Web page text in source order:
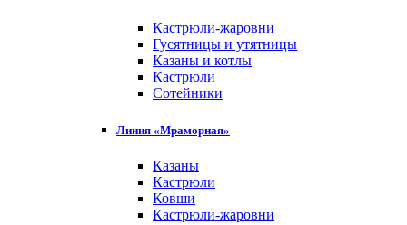
Кастрюли-жаровни
Гусятницы и утятницы
Казаны и котлы
Кастрюли
Сотейники
Линия «Мраморная»
Казаны
Кастрюли
Ковши
Кастрюли-жаровни